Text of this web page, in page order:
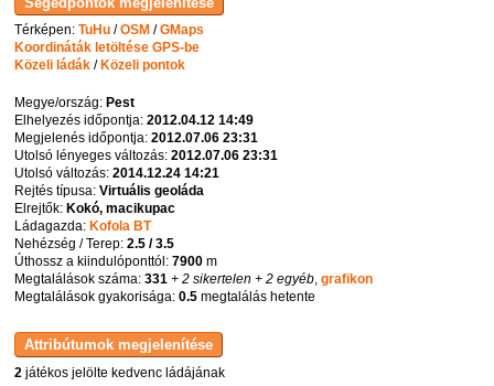
Térképen:TuHu /OSM /GMaps
Koordináták letöltése GPS-be
Közeli ládák / Közeli pontok
Megye/ország: Pest
Elhelyezés időpontja:2012.04.12 14:49
Megjelenés időpontja:2012.07.06 23:31
Utolsó lényeges változás:2012.07.06 23:31
Utolsó változás:2014.12.24 14:21
Rejtés típusa:Virtuális geoláda
Elrejtők: Kokó, macikupac
Ládagazda: Kofola BT
Nehézség / Terep:2.5 / 3.5
Úthossz a kiindulóponttól:7900 m
Megtalálások száma:331 + 2 sikertelen + 2 egyéb,grafikon
Megtalálások gyakorisága:0.5 megtalálás hetente
2 játékos jelölte kedvenc ládájának